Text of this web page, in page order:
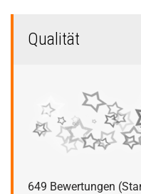
Qualität
649 Bewertungen